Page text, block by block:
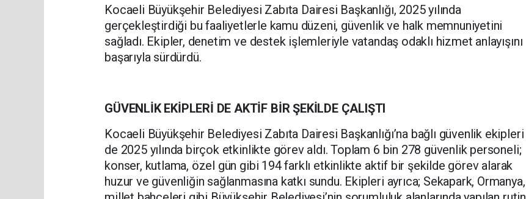
Kocaeli Büyükşehir Belediyesi Zabıta Dairesi Başkanlığı, 2025 yılında
gerçekleştirdiği bu faaliyetlerle kamu düzeni, güvenlik ve halk memnuniyetini
sağladı. Ekipler, denetim ve destek işlemleriyle vatandaş odaklı hizmet anlayışını
başarıyla sürdürdü.
GÜVENLİK EKİPLERİ DE AKTİF BİR ŞEKİLDE ÇALIŞTI
Kocaeli Büyükşehir Belediyesi Zabıta Dairesi Başkanlığı’na bağlı güvenlik ekipleri
de 2025 yılında birçok etkinlikte görev aldı. Toplam 6 bin 278 güvenlik personeli;
konser, kutlama, özel gün gibi 194 farklı etkinlikte aktif bir şekilde görev alarak
huzur ve güvenliğin sağlanmasına katkı sundu. Ekipleri ayrıca; Sekapark, Ormanya,